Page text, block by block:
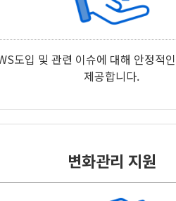
도입 및 관련 이슈에 대해 안정적
제공합니다.
변화관리 지원